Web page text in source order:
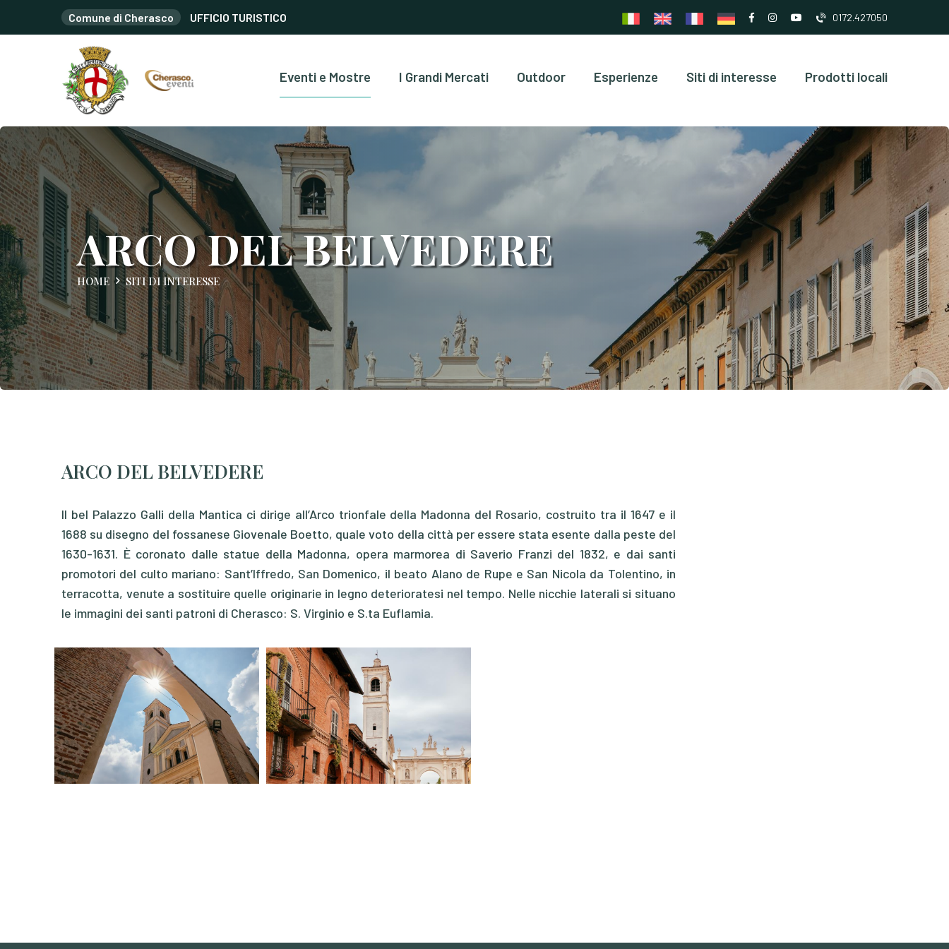
Comune di Cherasco UFFICIO TURISTICO 0172.427050
Eventi e Mostre I Grandi Mercati Outdoor Esperienze Siti di interesse Prodotti locali
ARCO DEL BELVEDERE
HOME SITI DI INTERESSE
ARCO DEL BELVEDERE
Il bel Palazzo Galli della Mantica ci dirige all’Arco trionfale della Madonna del Rosario, costruito tra il 1647 e il
1688 su disegno del fossanese Giovenale Boetto, quale voto della città per essere stata esente dalla peste del
1630-1631. È coronato dalle statue della Madonna, opera marmorea di Saverio Franzi del 1832, e dai santi
promotori del culto mariano: Sant’Iffredo, San Domenico, il beato Alano de Rupe e San Nicola da Tolentino, in
terracotta, venute a sostituire quelle originarie in legno deterioratesi nel tempo. Nelle nicchie laterali si situano
le immagini dei santi patroni di Cherasco: S. Virginio e S.ta Euflamia.